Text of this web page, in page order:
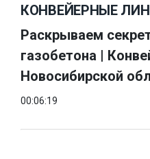
КОНВЕЙЕРНЫЕ
Раскрываем
газобетона |
Новосибирской
00:06:19